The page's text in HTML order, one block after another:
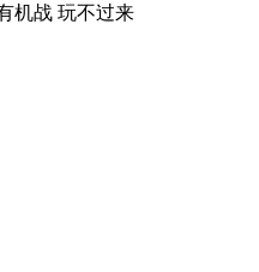
机战 玩不过来